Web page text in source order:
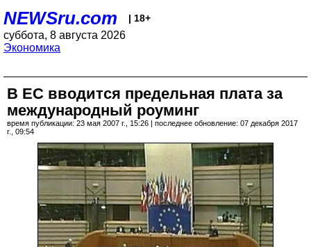
NEWSru.com | 18+
суббота, 8 августа 2026
Экономика
В ЕС вводится предельная плата за
международный роуминг
время публикации: 23 мая 2007 г., 15:26 | последнее обновление: 07 декабря 2017
г., 09:54